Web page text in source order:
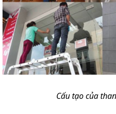
Cấu tạo của